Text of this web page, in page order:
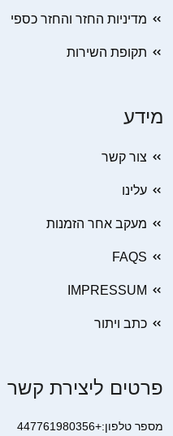
מדיניות החזר והחזר כספי
תקופת השירות
מידע
צור קשר
עלינו
מעקב אחר הזמנות
FAQS
IMPRESSUM
כתב ויתור
פרטים ליצירת קשר
מספר טלפון:+447761980356